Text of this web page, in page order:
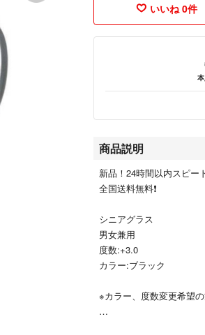
いいね 0件
商品説明
新品！24時間以内スピー
全国送料無料❗️
シニアグラス
男女兼用
度数:+3.0
カラー:ブラック
※カラー、度数変更希望